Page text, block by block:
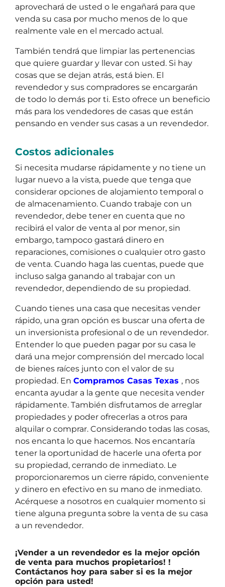
aprovechará de usted o le engañará para que
venda su casa por mucho menos de lo que
realmente vale en el mercado actual.
También tendrá que limpiar las pertenencias
que quiere guardar y llevar con usted. Si hay
cosas que se dejan atrás, está bien. El
revendedor y sus compradores se encargarán
de todo lo demás por ti. Esto ofrece un beneficio
más para los vendedores de casas que están
pensando en vender sus casas a un revendedor.
Costos adicionales
Si necesita mudarse rápidamente y no tiene un
lugar nuevo a la vista, puede que tenga que
considerar opciones de alojamiento temporal o
de almacenamiento. Cuando trabaje con un
revendedor, debe tener en cuenta que no
recibirá el valor de venta al por menor, sin
embargo, tampoco gastará dinero en
reparaciones, comisiones o cualquier otro gasto
de venta. Cuando haga las cuentas, puede que
incluso salga ganando al trabajar con un
revendedor, dependiendo de su propiedad.
Cuando tienes una casa que necesitas vender
rápido, una gran opción es buscar una oferta de
un inversionista profesional o de un revendedor.
Entender lo que pueden pagar por su casa le
dará una mejor comprensión del mercado local
de bienes raíces junto con el valor de su
propiedad. En Compramos Casas Texas , nos
encanta ayudar a la gente que necesita vender
rápidamente. También disfrutamos de arreglar
propiedades y poder ofrecerlas a otros para
alquilar o comprar. Considerando todas las cosas,
nos encanta lo que hacemos. Nos encantaría
tener la oportunidad de hacerle una oferta por
su propiedad, cerrando de inmediato. Le
proporcionaremos un cierre rápido, conveniente
y dinero en efectivo en su mano de inmediato.
Acérquese a nosotros en cualquier momento si
tiene alguna pregunta sobre la venta de su casa
a un revendedor.
¡Vender a un revendedor es la mejor opción
de venta para muchos propietarios! !
Contáctanos hoy para saber si es la mejor
opción para usted!